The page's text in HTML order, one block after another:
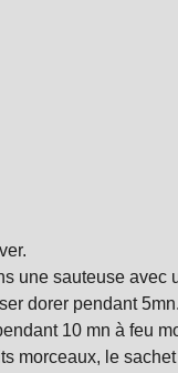
une sauteuse avec
dorer pendant 5mn.
10 mn à feu
morceaux, le